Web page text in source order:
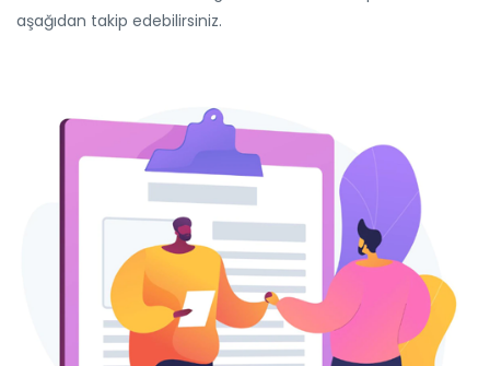
aşağıdan takip edebilirsiniz.